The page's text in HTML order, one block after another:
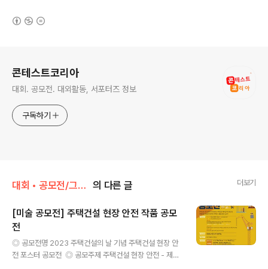
콘테스트코리아
대회. 공모전. 대외활동, 서포터즈 정보
구독하기
대회 • 공모전/그림 • 미술 • 디자인 • 웹툰. 의 다른 글 더보기
[미술 공모전] 주택건설 현장 안전 작품 공모
전
◎ 공모전명 2023 주택건설의 날 기념 주택건설 현장 안
전 포스터 공모전 ​ ◎ 공모주제 주택건설 현장 안전 - 제안